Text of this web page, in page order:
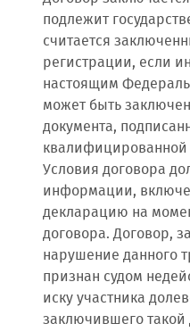
подлежит
считается
регистрации, если
настоящим
может быть
документа,
квалифицированной
Условия договора
информации,
декларацию на
договора. Договор,
нарушение данного
признан судом
иску участника
заключившего такой